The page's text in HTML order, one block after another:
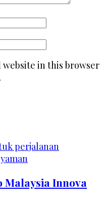
website in this browser
Innova